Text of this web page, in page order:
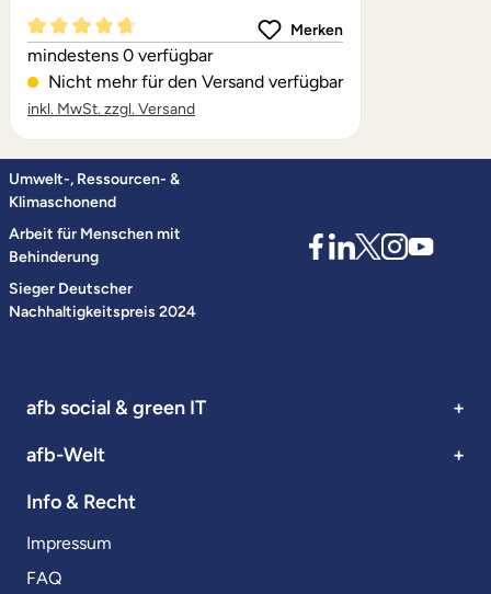
Durchschnittliche Bewertung von 4.71 von 5 Sternen
Merken
mindestens 0 verfügbar
Nicht mehr für den Versand verfügbar
inkl. MwSt. zzgl. Versand
Umwelt-, Ressourcen- &
Klimaschonend
Arbeit für Menschen mit
Behinderung
Sieger Deutscher
Nachhaltigkeitspreis 2024
afb social & green IT
afb-Welt
Info & Recht
Impressum
FAQ